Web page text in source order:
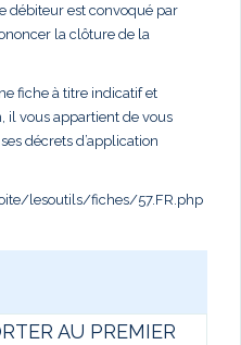
débiteur est convoqué par
la clôture de la
fiche à titre indicatif et
il vous appartient de vous
décrets d’application
lesoutils/fiches/57.FR.php
AU PREMIER